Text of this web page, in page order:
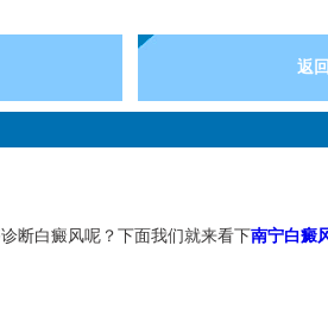
返
断白癜风呢？下面我们就来看下南宁白癜